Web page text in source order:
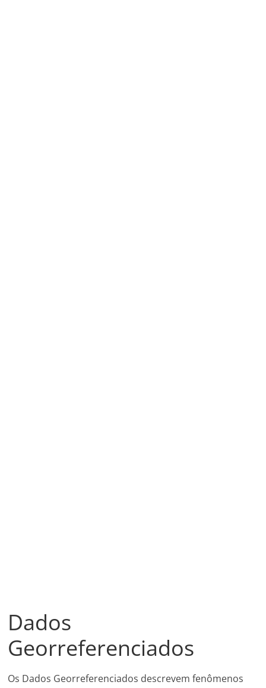
Dados
Georreferenciados
Os Dados Georreferenciados descrevem fenômenos